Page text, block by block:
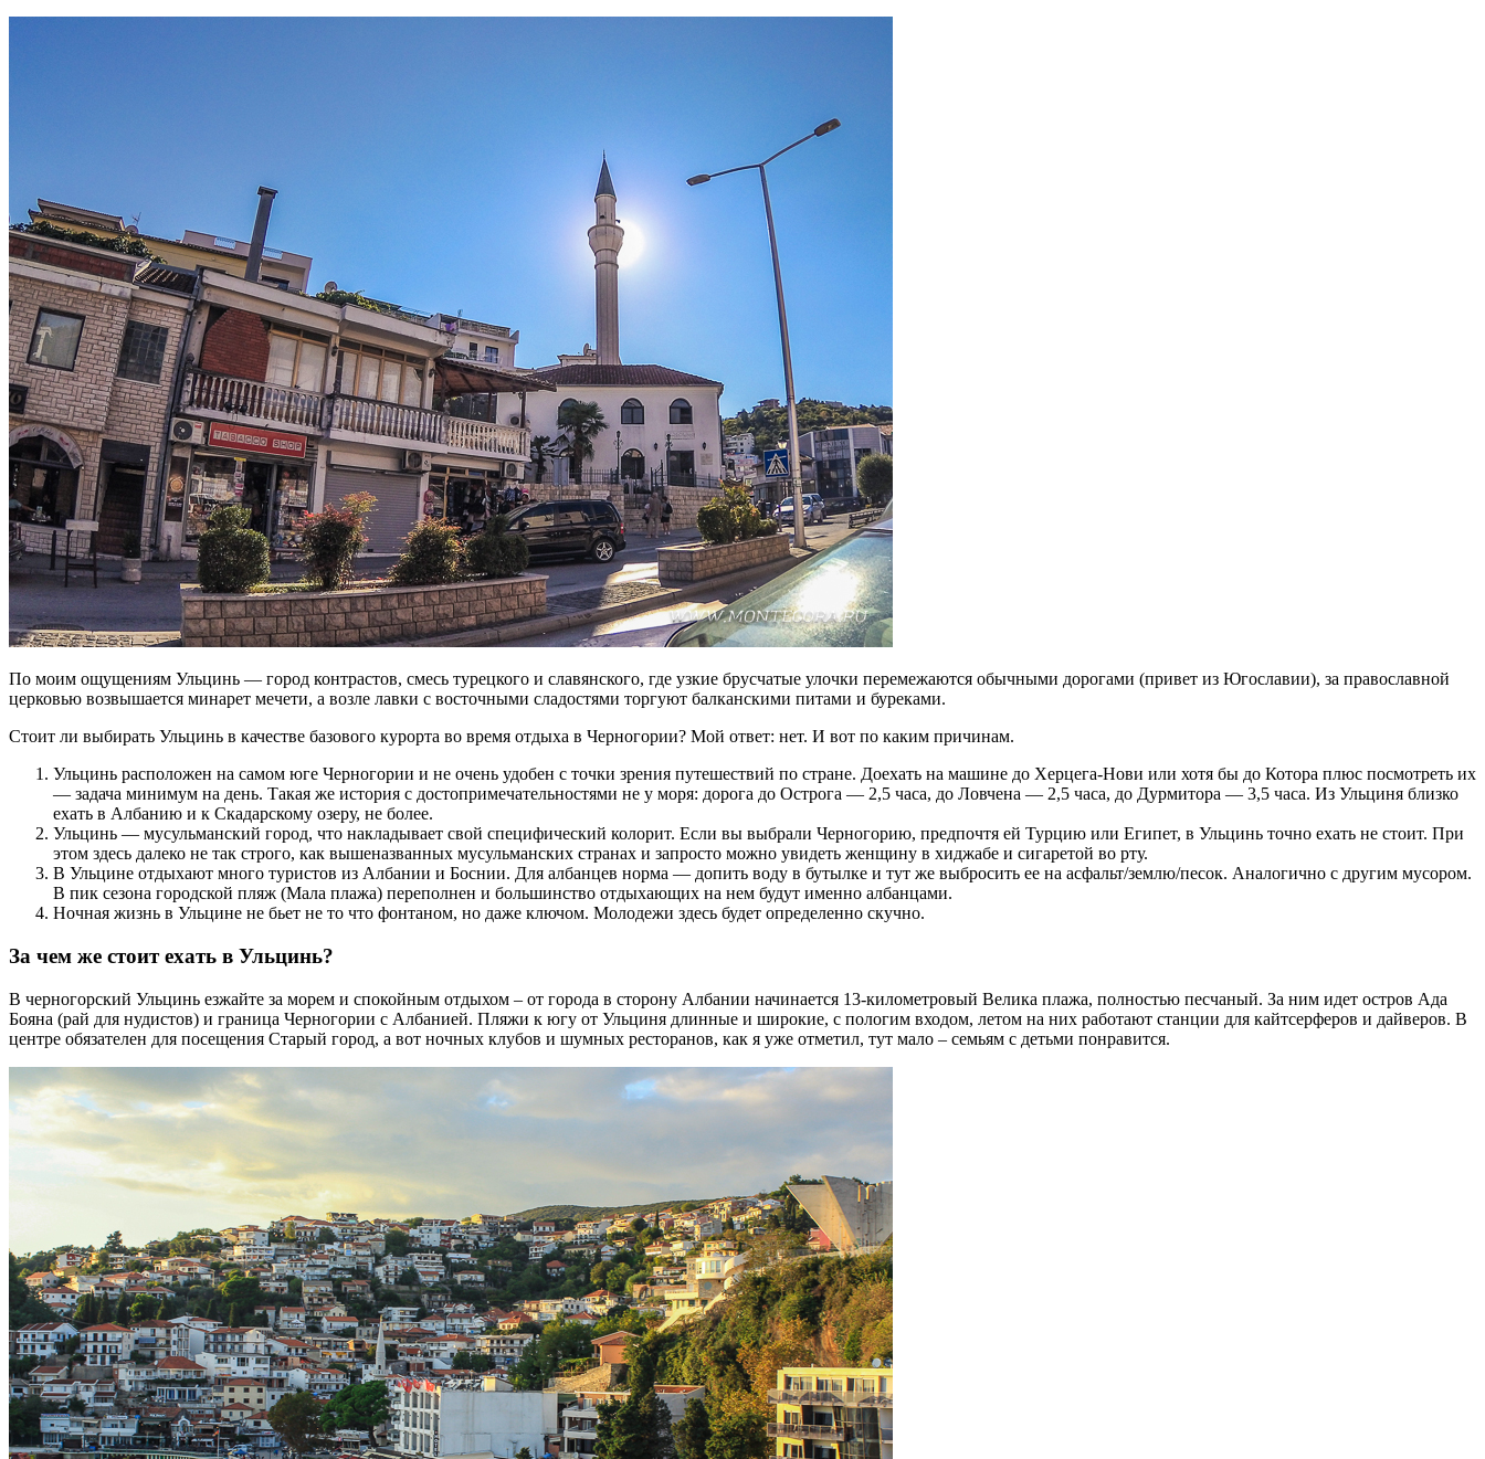
По моим ощущениям Ульцинь — город контрастов, смесь турецкого и славянского, где узкие брусчатые улочки перемежаются обычными дорогами (привет из Югославии), за православной
церковью возвышается минарет мечети, а возле лавки с восточными сладостями торгуют балканскими питами и буреками.
Стоит ли выбирать Ульцинь в качестве базового курорта во время отдыха в Черногории? Мой ответ: нет. И вот по каким причинам.
Ульцинь расположен на самом юге Черногории и не очень удобен с точки зрения путешествий по стране. Доехать на машине до Херцега-Нови или хотя бы до Котора плюс посмотреть их
— задача минимум на день. Такая же история с достопримечательностями не у моря: дорога до Острога — 2,5 часа, до Ловчена — 2,5 часа, до Дурмитора — 3,5 часа. Из Ульциня близко
ехать в Албанию и к Скадарскому озеру, не более.
Ульцинь — мусульманский город, что накладывает свой специфический колорит. Если вы выбрали Черногорию, предпочтя ей Турцию или Египет, в Ульцинь точно ехать не стоит. При
этом здесь далеко не так строго, как вышеназванных мусульманских странах и запросто можно увидеть женщину в хиджабе и сигаретой во рту.
В Ульцине отдыхают много туристов из Албании и Боснии. Для албанцев норма — допить воду в бутылке и тут же выбросить ее на асфальт/землю/песок. Аналогично с другим мусором.
В пик сезона городской пляж (Мала плажа) переполнен и большинство отдыхающих на нем будут именно албанцами.
Ночная жизнь в Ульцине не бьет не то что фонтаном, но даже ключом. Молодежи здесь будет определенно скучно.
За чем же стоит ехать в Ульцинь?
В черногорский Ульцинь езжайте за морем и спокойным отдыхом – от города в сторону Албании начинается 13-километровый Велика плажа, полностью песчаный. За ним идет остров Ада
Бояна (рай для нудистов) и граница Черногории с Албанией. Пляжи к югу от Ульциня длинные и широкие, с пологим входом, летом на них работают станции для кайтсерферов и дайверов. В
центре обязателен для посещения Старый город, а вот ночных клубов и шумных ресторанов, как я уже отметил, тут мало – семьям с детьми понравится.